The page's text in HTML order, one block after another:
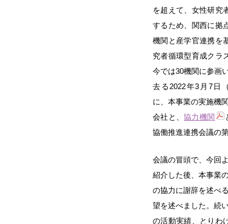
を超えて、女性研究
するため、関西に拠
機関と産学官連携を
究者循環型育成クラ
今では30機関に参画
去る2022年3月7日
に、本事業の実施機
会社と、協力機関
協働推進連携会議の
会議の冒頭で、今回
紹介した後、本事業
の協力に謝辞を述べ
望を述べました。続
の活動実績、とりわ